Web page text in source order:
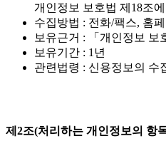
개인정보 보호법 제18조
수집방법 : 전화/팩스, 홈페
보유근거 : 「개인정보 보
보유기간 : 1년
관련법령 : 신용정보의 수
제2조(처리하는 개인정보의 항